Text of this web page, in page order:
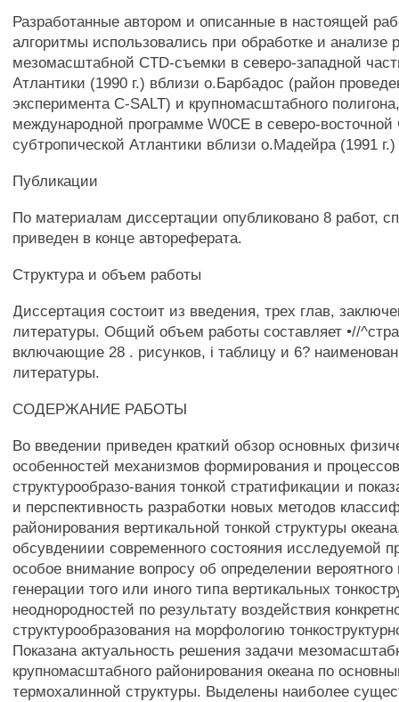
Разработанные автором и описанные в настоящей
алгоритмы использовались при обработке и анализе
мезомасштабной CTD-съемки в северо-западной
Атлантики (1990 г.) вблизи о.Барбадос (район
эксперимента С-SALT) и крупномасштабного
международной программе W0CE в северо-восточной
субтропической Атлантики вблизи о.Мадейра (1991 г.)
Публикации
По материалам диссертации опубликовано 8 работ,
приведен в конце автореферата.
Структура и объем работы
Диссертация состоит из введения, трех глав,
литературы. Общий объем работы составляет •//
включающие 28 . рисунков, i таблицу и 6?
литературы.
СОДЕРЖАНИЕ РАБОТЫ
Во введении приведен краткий обзор основных
особенностей механизмов формирования и
структурообразо-вания тонкой стратификации и
и перспективность разработки новых методов
районирования вертикальной тонкой структуры
обсувдениии современного состояния исследуемой
особое внимание вопросу об определении
генерации того или иного типа вертикальных
неоднородностей по результату воздействия
структурообразования на морфологию
Показана актуальность решения задачи
крупномасштабного районирования океана по
термохалинной структуры. Выделены наиболее